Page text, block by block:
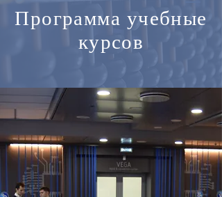
Программа учебные
курсов